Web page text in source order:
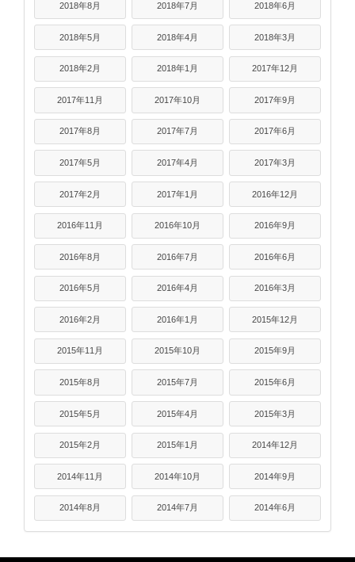
2018年8月 2018年7月 2018年6月
2018年5月 2018年4月 2018年3月
2018年2月 2018年1月 2017年12月
2017年11月 2017年10月 2017年9月
2017年8月 2017年7月 2017年6月
2017年5月 2017年4月 2017年3月
2017年2月 2017年1月 2016年12月
2016年11月 2016年10月 2016年9月
2016年8月 2016年7月 2016年6月
2016年5月 2016年4月 2016年3月
2016年2月 2016年1月 2015年12月
2015年11月 2015年10月 2015年9月
2015年8月 2015年7月 2015年6月
2015年5月 2015年4月 2015年3月
2015年2月 2015年1月 2014年12月
2014年11月 2014年10月 2014年9月
2014年8月 2014年7月 2014年6月